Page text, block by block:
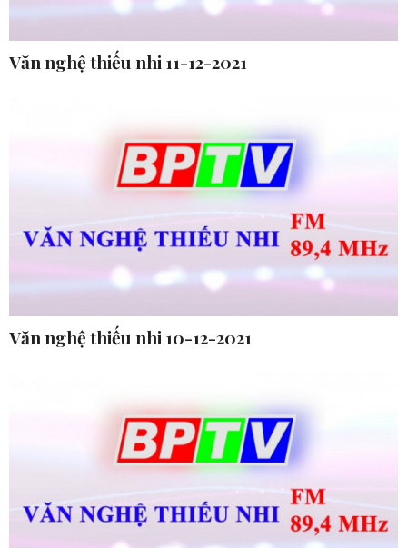
Văn nghệ thiếu nhi 11-12-2021
Văn nghệ thiếu nhi 10-12-2021